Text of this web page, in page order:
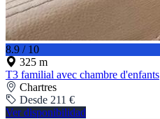
8.9 / 10
325 m
T3 familial avec chambre d'enfants
Chartres
Desde 211 €
Ver disponibilidad